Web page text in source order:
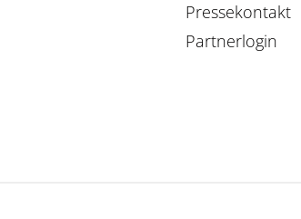
Pressekontakt
Partnerlogin